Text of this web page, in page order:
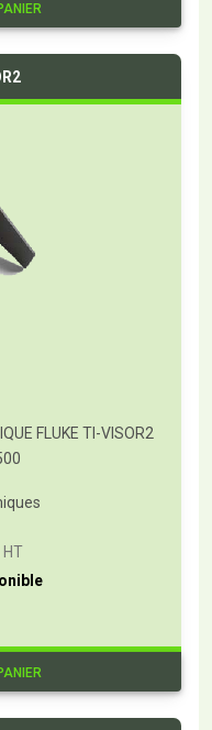
FLUKE TI-VISOR2
HT